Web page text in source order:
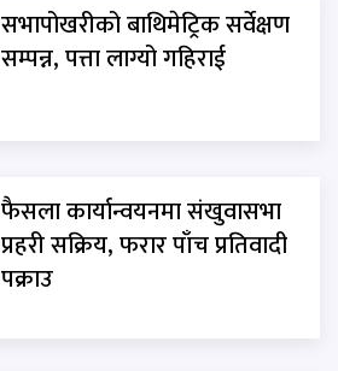
सभापोखरीको बाथिमेट्रिक सर्वेक्षण
सम्पन्न, पत्ता लाग्यो गहिराई
फैसला कार्यान्वयनमा संखुवासभा
प्रहरी सक्रिय, फरार पाँच प्रतिवादी
पक्राउ